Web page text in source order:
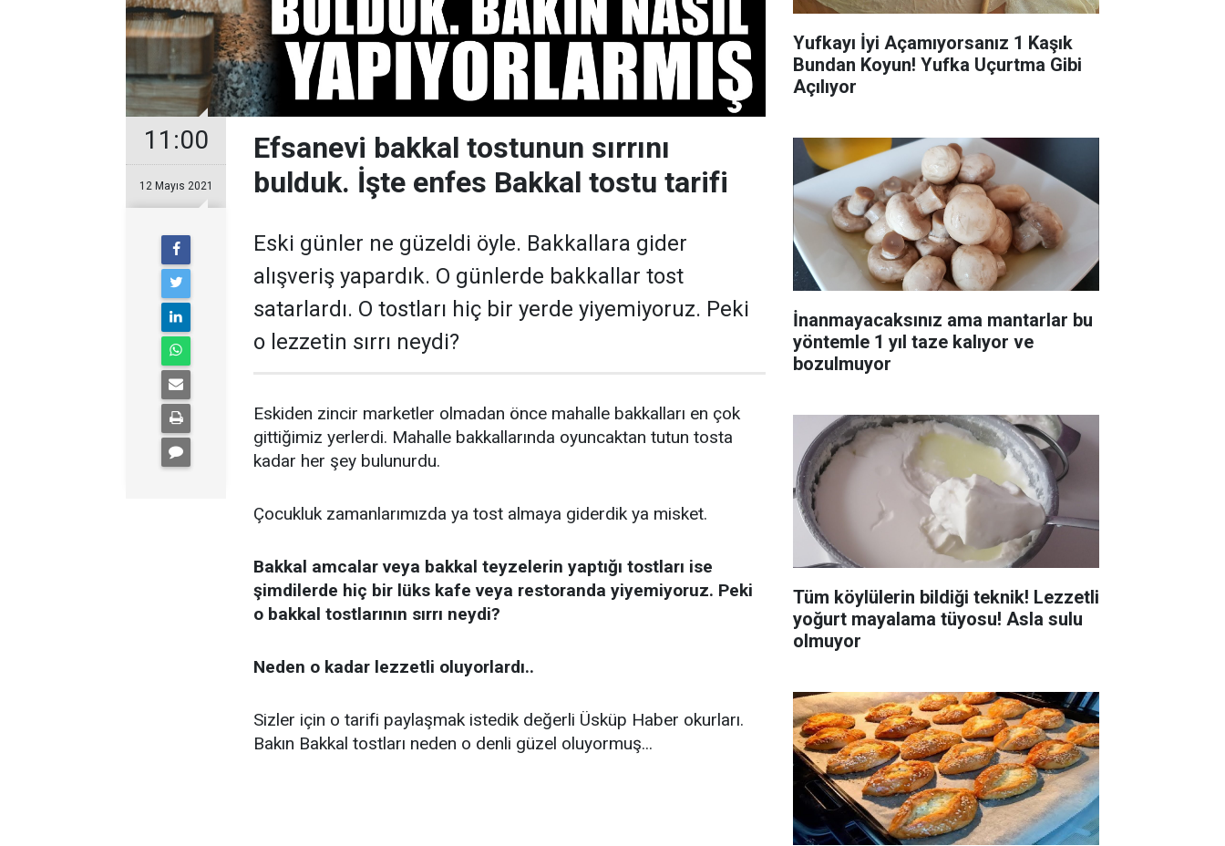
11:00
12 Mayıs 2021
Efsanevi bakkal tostunun sırrını
bulduk. İşte enfes Bakkal tostu tarifi
Eski günler ne güzeldi öyle. Bakkallara gider
alışveriş yapardık. O günlerde bakkallar tost
satarlardı. O tostları hiç bir yerde yiyemiyoruz. Peki
o lezzetin sırrı neydi?
Eskiden zincir marketler olmadan önce mahalle bakkalları en çok
gittiğimiz yerlerdi. Mahalle bakkallarında oyuncaktan tutun tosta
kadar her şey bulunurdu.
Çocukluk zamanlarımızda ya tost almaya giderdik ya misket.
Bakkal amcalar veya bakkal teyzelerin yaptığı tostları ise
şimdilerde hiç bir lüks kafe veya restoranda yiyemiyoruz. Peki
o bakkal tostlarının sırrı neydi?
Neden o kadar lezzetli oluyorlardı..
Sizler için o tarifi paylaşmak istedik değerli Üsküp Haber okurları.
Bakın Bakkal tostları neden o denli güzel oluyormuş...
Yufkayı İyi Açamıyorsanız 1 Kaşık
Bundan Koyun! Yufka Uçurtma Gibi
Açılıyor
İnanmayacaksınız ama mantarlar bu
yöntemle 1 yıl taze kalıyor ve
bozulmuyor
Tüm köylülerin bildiği teknik! Lezzetli
yoğurt mayalama tüyosu! Asla sulu
olmuyor